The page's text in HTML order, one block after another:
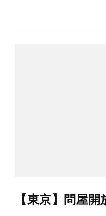
【東京】問屋開